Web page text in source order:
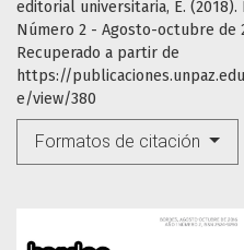
editorial universitaria, E. (2018).
Número 2 - Agosto-octubre de
Recuperado a partir de
https://
e/view/380
Formatos de citación